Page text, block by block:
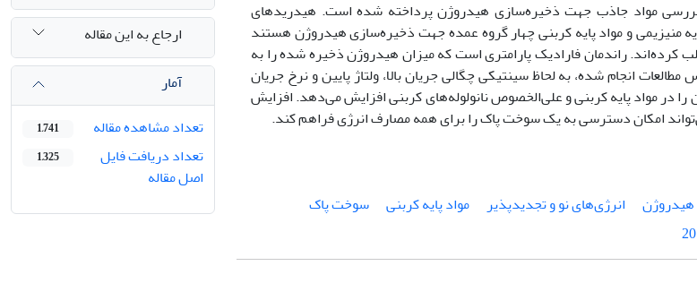
مواد جاذب جهت ذخیره‌سازی هیدروژن پرداخته شده است. هیدریدهای
منیزیمی و مواد پایه کربنی چهار گروه عمده جهت ذخیره‌سازی هیدروژن هستند
کرده‌اند. راندمان فارادیک پارامتری است که میزان هیدروژن ذخیره شده را به
انجام شده، به لحاظ سینتیکی چگالی جریان بالا، ولتاژ پایین و نرخ جریان
را در مواد پایه کربنی و علی‌الخصوص نانولوله‌های کربنی افزایش می‌دهد. افزایش
امکان دسترسی به یک سوخت پاک را برای همه مصارف انرژی فراهم کند.
انرژی‌های نو و تجدیدپذیر مواد پایه کربنی
سوخت پاک
ارجاع به این مقاله
آمار
تعداد مشاهده مقاله
1,741
تعداد دریافت فایل
اصل مقاله
1,325